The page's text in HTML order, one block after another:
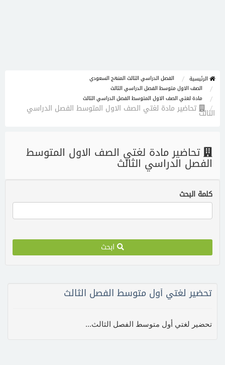
الرئيسية
الفصل الدراسي الثالث المنهج السعودي
الصف الاول متوسط الفصل الدراسي الثالث
مادة لغتي الصف الاول المتوسط الفصل الدراسي الثالث
تحاضير مادة لغتي الصف الاول المتوسط الفصل الدراسيالثالث
تحاضير مادة لغتي الصف الاول المتوسط
الفصل الدراسي الثالث
كلمة البحث
ابحث
تحضير لغتي أول متوسط الفصل الثالث
تحضير لغتي أول متوسط الفصل الثالث...